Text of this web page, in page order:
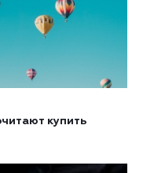
купить